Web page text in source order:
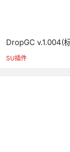
DropGC v.1.004(
SU插件